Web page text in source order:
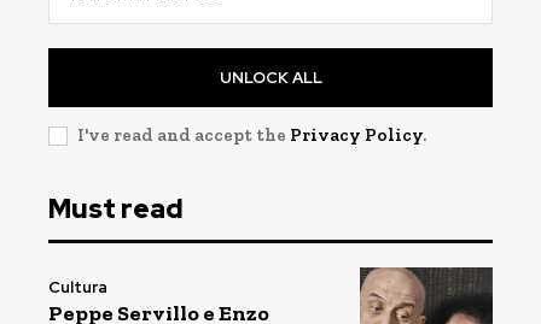
UNLOCK ALL
I've read and accept the Privacy Policy.
Must read
Cultura
Peppe Servillo e Enzo